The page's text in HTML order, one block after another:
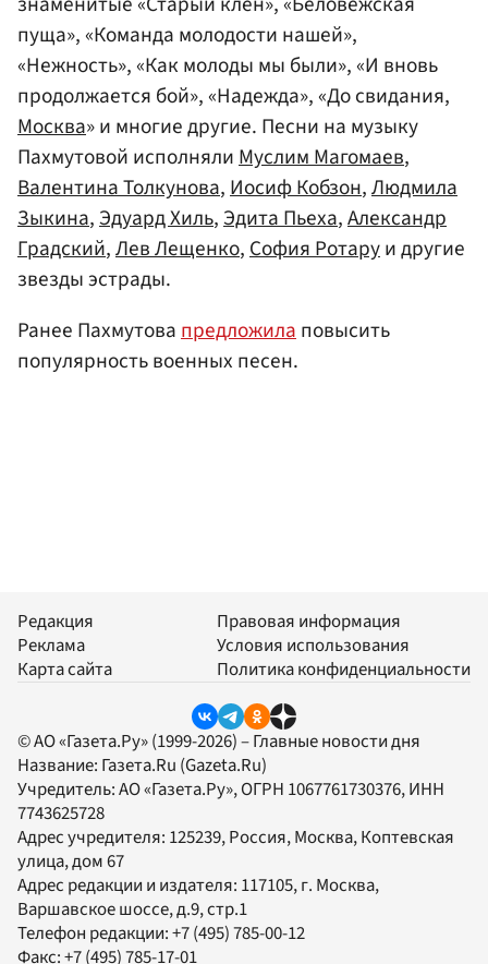
пуща», «Команда молодости нашей»,
«Нежность», «Как молоды мы были», «И вновь
продолжается бой», «Надежда», «До свидания,
Москва» и многие другие. Песни на музыку
Пахмутовой исполняли Муслим Магомаев,
Валентина Толкунова, Иосиф Кобзон,Людмила
Зыкина,Эдуард Хиль,Эдита Пьеха,Александр
Градский,Лев Лещенко, София Ротаруи другие
звезды эстрады.
Ранее Пахмутовапредложилаповысить
популярность военных песен.
Редакция
Реклама
Карта сайта
Правовая информация
Условия использования
Политика конфиденциальности
© АО «Газета.Ру» (1999-2026) – Главные новости дня
Название: Газета.Ru (Gazeta.Ru)
Учредитель:АО «Газета.Ру», ОГРН 1067761730376, ИНН
7743625728
Адрес учредителя: 125239, Россия, Москва, Коптевская
улица, дом 67
Адрес редакции и издателя: 117105, г. Москва,
Варшавское шоссе, д.9, стр.1
Телефон редакции:+7 (495) 785-00-12
Факс:+7 (495) 785-17-01